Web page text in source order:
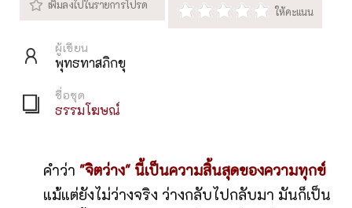
ผู้เขียน
พุทธทาสภิกขุ
ชื่อชุด
ธรรมโฆษณ์
คำว่า "จิตว่าง" นี้เป็นความสิ้นสุดของความทุกข์
แม้แต่ยังไม่ว่างจริง ว่างกลับไปกลับมา มันก็เป็น